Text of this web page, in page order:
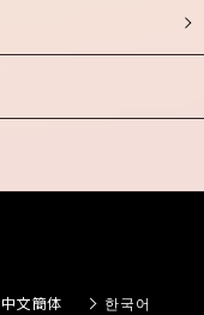
中文簡体 한국어